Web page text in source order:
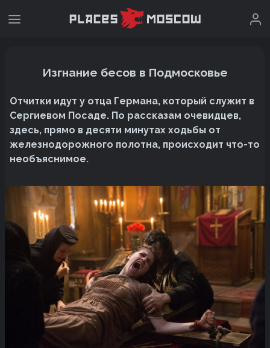
Изгнание бесов в Подмосковье
Отчитки идут у отца Германа, который служит в
Сергиевом Посаде. По рассказам очевидцев,
здесь, прямо в десяти минутах ходьбы от
железнодорожного полотна, происходит что-то
необъяснимое.